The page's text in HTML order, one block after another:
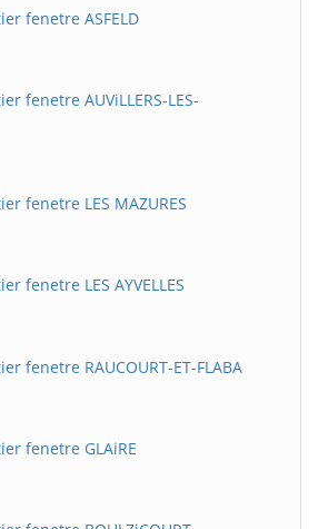
fenetre ASFELD
fenetre AUViLLERS-LES-
fenetre LES MAZURES
fenetre LES AYVELLES
fenetre RAUCOURT-ET-FLABA
fenetre GLAiRE